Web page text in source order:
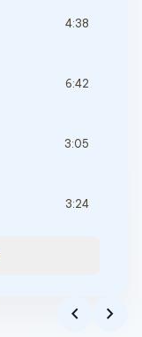
4:38
6:42
3:05
3:24
chevron_left chevron_right